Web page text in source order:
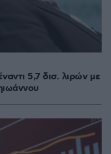
5,7 δισ. λιρών με